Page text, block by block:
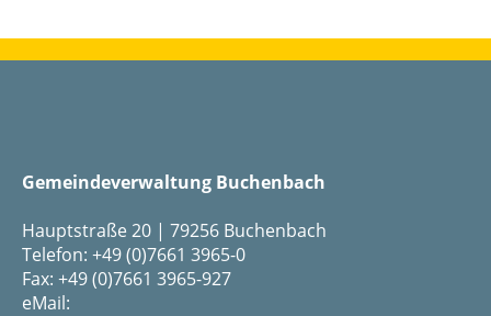
Gemeindeverwaltung Buchenbach
Hauptstraße 20 | 79256 Buchenbach
Telefon: +49 (0)7661 3965-0
Fax: +49 (0)7661 3965-927
eMail: